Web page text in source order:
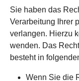
Sie haben das
Verarbeitung Ihrer
verlangen. Hierzu
wenden. Das
besteht in
Wenn Sie die